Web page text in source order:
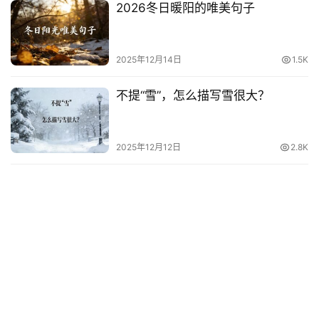
2026冬日暖阳的唯美句子
2025年12月14日 1.5K
不提“雪”，怎么描写雪很大？
2025年12月12日 2.8K